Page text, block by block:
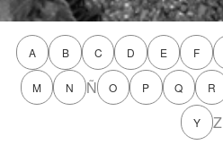
A B C D E F
M N Ñ O P Q R
Y Z